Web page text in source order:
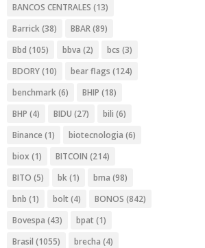
BANCOS CENTRALES (13)
Barrick(38) BBAR(89)
Bbd (105) bbva (2) bcs (3)
BDORY(10) bear flags (124)
benchmark(6) BHIP (18)
BHP (4) BIDU (27) bili (6)
Binance (1) biotecnologia (6)
biox (1) BITCOIN (214)
BITO (5) bk(1) bma (98)
bnb (1) bolt (4) BONOS (842)
Bovespa (43) bpat (1)
Brasil (1055) brecha (4)